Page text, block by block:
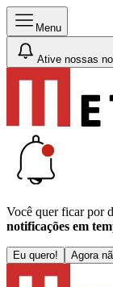
Menu
Ative nossas
Você quer ficar por
notificações em
Eu quero! Agora